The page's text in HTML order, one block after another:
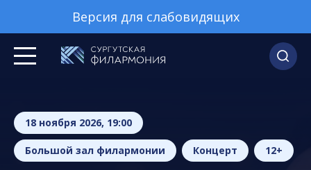
Версия для слабовидящих
18 ноября 2026, 19:00
Большой зал филармонии Концерт 12+